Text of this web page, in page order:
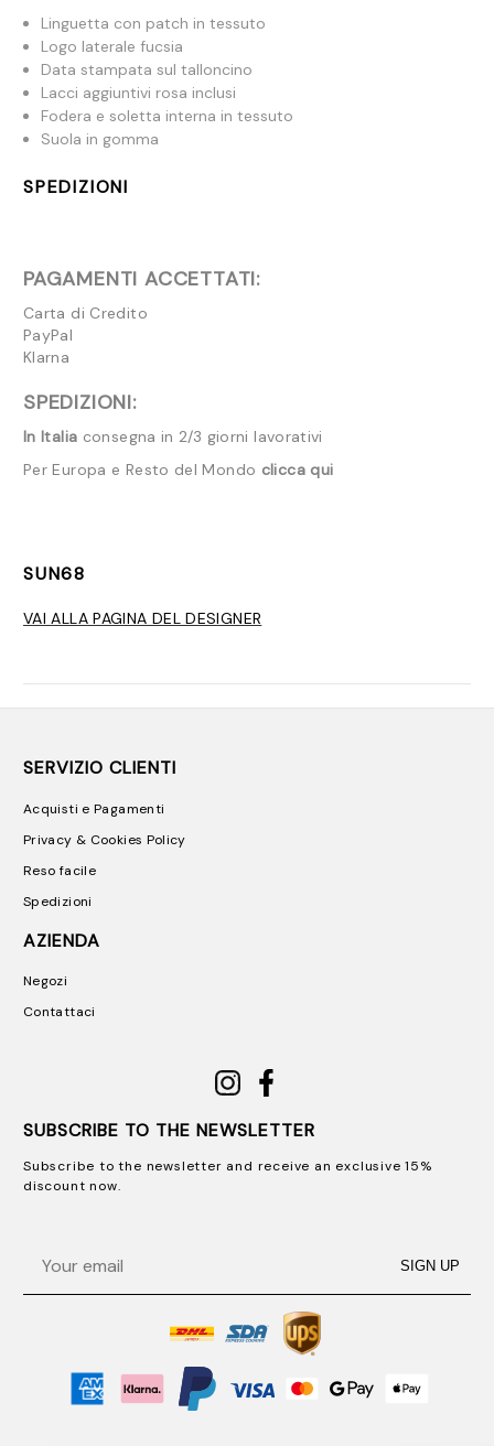
Linguetta con patch in tessuto
Logo laterale fucsia
Data stampata sul talloncino
Lacci aggiuntivi rosa inclusi
Fodera e soletta interna in tessuto
Suola in gomma
SPEDIZIONI
PAGAMENTI ACCETTATI:
Carta di Credito
PayPal
Klarna
SPEDIZIONI:
In Italia consegna in 2/3 giorni lavorativi
Per Europa e Resto del Mondo clicca qui
SUN68
VAI ALLA PAGINA DEL DESIGNER
SERVIZIO CLIENTI
Acquisti e Pagamenti
Privacy & Cookies Policy
Reso facile
Spedizioni
AZIENDA
Negozi
Contattaci
SUBSCRIBE TO THE NEWSLETTER
Subscribe to the newsletter and receive an exclusive 15%
discount now.
SIGN UP